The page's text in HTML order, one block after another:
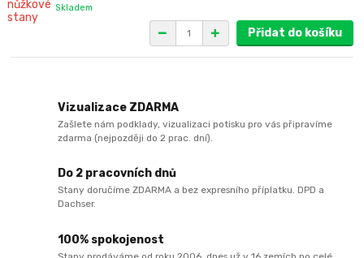
Skladem
Přidat do košíku
Vizualizace ZDARMA
Zašlete nám podklady, vizualizaci potisku pro vás připravíme
zdarma (nejpozději do 2 prac. dní).
Do 2 pracovních dnů
Stany doručíme ZDARMA a bez expresního příplatku. DPD a
Dachser.
100% spokojenost